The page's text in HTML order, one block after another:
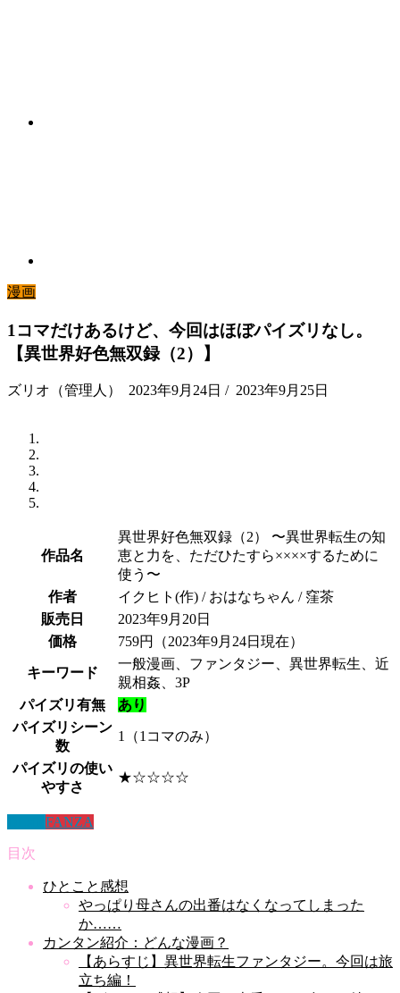
漫画
1コマだけあるけど、今回はほぼパイズリなし。
【異世界好色無双録（2）】
ズリオ（管理人） 2023年9月24日 / 2023年9月25日
作品名
異世界好色無双録（2） 〜異世界転生の知
恵と力を、ただひたすら××××するために
使う〜
作者
イクヒト(作) / おはなちゃん / 窪茶
販売日
2023年9月20日
価格
759円（2023年9月24日現在）
キーワード
一般漫画、ファンタジー、異世界転生、近
親相姦、3P
パイズリ有無
あり
パイズリシーン
数
1（1コマのみ）
パイズリの使い
やすさ
★☆☆☆☆
FANZA
目次
ひとこと感想
やっぱり母さんの出番はなくなってしまった
か……
カンタン紹介：どんな漫画？
【あらすじ】異世界転生ファンタジー。今回は旅
立ち編！